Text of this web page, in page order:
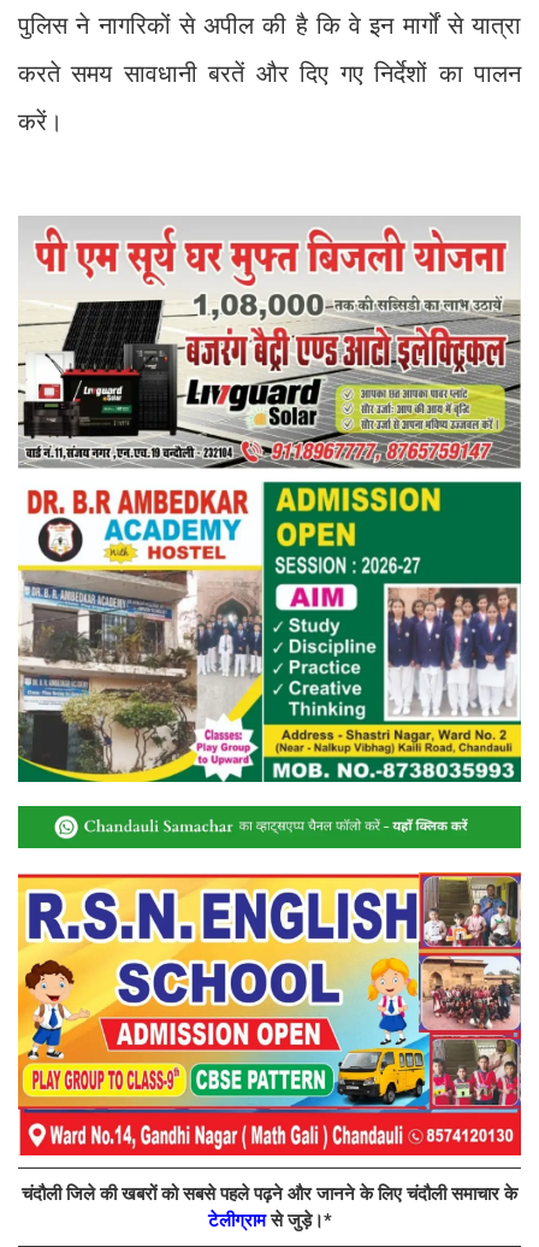
पुलिस ने नागरिकों से अपील की है कि वे इन मार्गों से यात्रा
करते समय सावधानी बरतें और दिए गए निर्देशों का पालन
करें।
चंदौली जिले की खबरों को सबसे पहले पढ़ने और जानने के लिए चंदौली समाचार के
टेलीग्रामसे जुड़े।*